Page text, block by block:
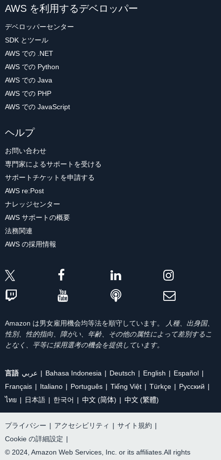
AWS を利用するデベロッパー
デベロッパーセンター
SDK とツール
AWS での .NET
AWS での Python
AWS での Java
AWS での PHP
AWS での JavaScript
ヘルプ
お問い合わせ
専門家によるサポートを受ける
サポートチケットを申請する
AWS re:Post
ナレッジセンター
AWS サポートの概要
法務関連
AWS の採用情報
Amazon は男女雇用機会均等法を順守しています。
人種、出身国、
性別、性的指向、障がい、年齢、その他の属性によって差別するこ
となく、平等に採用選考の機会を提供しています。
言語 عربي Bahasa Indonesia Deutsch English
Español
Français
Italiano Português Tiếng Việt Türkçe
Ρусский
ไทย
日本語 한국어 中文 (简体) 中文 (繁體)
プライバシー | アクセシビリティ | サイト規約 |
Cookie の詳細設定 |
© 2024, Amazon Web Services, Inc. or its affiliates.All rights